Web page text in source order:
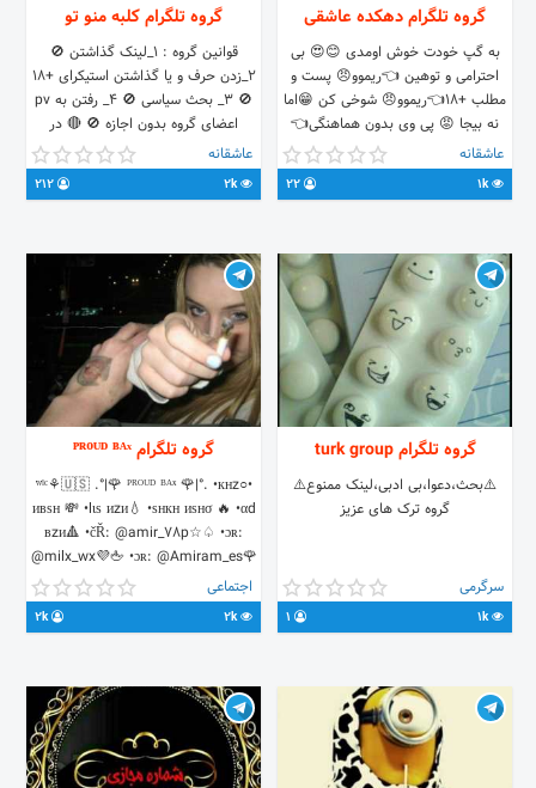
گروه تلگرام دهکده عاشقی
به گپ خودت خوش اومدی 😊😍 بی
احترامی و توهین 👈ریموو😠 پست و‌
مطلب +۱۸👈ریموو😠 شوخی کن 😁اما
نه بیجا 😡 پی وی بدون هماهنگی👈
ریموو😠 امیدوارم بهترین لحظه هارو
کنار هم تجربه کنیم 😍😇
https://t.me/joinchat/IiHRXUWSx_Def-
عاشقانه
1k
گروه تلگرام کلبه منو تو
قوانین گروه : 1_لینک گذاشتن 🚫
2_زدن حرف و یا گذاشتن استیکرای +18
🚫 3_ بحث سیاسی 🚫 4_ رفتن به pv
اعضای گروه بدون اجازه 🚫 🔴 در
صورت رعایت نشدن هر یک از موارد
ذکر شده شرمندتون میشیم😊 لینک
گروه:
عاشقانه
2k
گروه تلگرام turk group
⚠️بحث،دعوا،بی ادبی،لینک ممنوع⚠️
گروه ترک های عزیز
سرگرمی
1k
گروه تلگرام ᴾᴿᴼᵁᴰ ᴮᴬˣ
•○ʷˡᶜ⚘🇺🇸 .°|🌹 ᴾᴿᴼᵁᴰ ᴮᴬˣ 🌹|°. •кнz
ивѕн 💸 •lιѕ иzи💧 •ѕнкн иѕнσ 🔥 •αd
вzи🔺️ •čŘ: @amir_78p☆♤ •ɔʀ:
@milx_wx💜🖕 •ɔʀ: @Amiram_es🌹
🇮🇷 •lιик:🔻
https://t.me/joinchat/IUft9E-
Y3bS6GV65mRb01g
اجتماعی
2k
2k